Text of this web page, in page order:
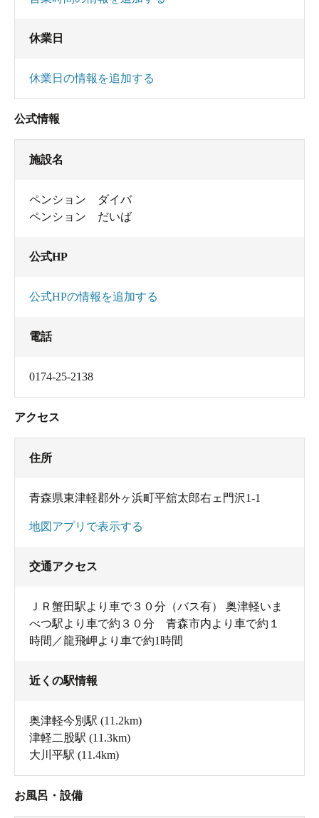
休業日
休業日の情報を追加する
公式情報
施設名
ペンション ダイバ
ペンション だいば
公式HP
公式HPの情報を追加する
電話
0174-25-2138
アクセス
住所
青森県東津軽郡外ヶ浜町平舘太郎右ェ門沢1-1
地図アプリで表示する
交通アクセス
ＪＲ蟹田駅より車で３０分（バス有） 奥津軽いま
べつ駅より車で約３０分 青森市内より車で約１
時間／龍飛岬より車で約1時間
近くの駅情報
奥津軽今別駅 (11.2km)
津軽二股駅 (11.3km)
大川平駅 (11.4km)
お風呂・設備